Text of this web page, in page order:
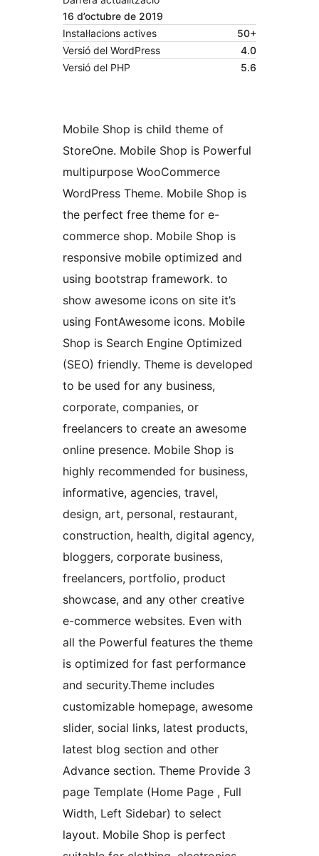
16 d’octubre de 2019
Instal·lacions actives
50+
Versió del WordPress
4.0
Versió del PHP
5.6
Mobile Shop is child theme of
StoreOne. Mobile Shop is Powerful
multipurpose WooCommerce
WordPress Theme. Mobile Shop is
the perfect free theme for e-
commerce shop. Mobile Shop is
responsive mobile optimized and
using bootstrap framework. to
show awesome icons on site it’s
using FontAwesome icons. Mobile
Shop is Search Engine Optimized
(SEO) friendly. Theme is developed
to be used for any business,
corporate, companies, or
freelancers to create an awesome
online presence. Mobile Shop is
highly recommended for business,
informative, agencies, travel,
design, art, personal, restaurant,
construction, health, digital agency,
bloggers, corporate business,
freelancers, portfolio, product
showcase, and any other creative
e-commerce websites. Even with
all the Powerful features the theme
is optimized for fast performance
and security.Theme includes
customizable homepage, awesome
slider, social links, latest products,
latest blog section and other
Advance section. Theme Provide 3
page Template (Home Page , Full
Width, Left Sidebar) to select
layout. Mobile Shop is perfect